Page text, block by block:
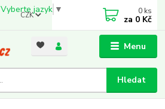
Vyberte jazyk ▼
Menu
CZK
Hledat
0 ks
za 0 Kč